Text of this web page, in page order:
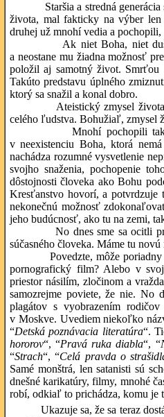
Staršia a stredná
života, mal fakticky na výber len
druhej už mnohí vedia a
Ak niet Boha, niet
a neostane mu žiadna možnosť
položil aj samotný život.
Takúto predstavu úplného
ktorý sa snažil a konal dobro.
Ateistický zmysel
celého ľudstva. Bohužiaľ,
Mnohí pochopili
v neexistenciu Boha, ktorá
nachádza rozumné vysvetlenie
svojho snaženia, pochopenie
dôstojnosti človeka ako Bohu
Kresťanstvo hovorí, a potvrdzuje
nekonečnú možnosť
jeho budúcnosť, ako tu na zemi,
No dnes sme sa ocitli
súčasného človeka. Máme tu
Povedzte, môže
pornografický film? Alebo v
priestor násilím, zločinom a
samozrejme poviete, že nie. No
plagátov s vyobrazením
v Moskve. Uvediem niekoľko
“Detská poznávacia literatúra“.
hororov“, “Pravá ruka diabla“, “
“Strach“, “Celá pravda o
Samé monštrá, len satanisti sú
dnešné karikatúry, filmy, mnohé
robí, odkiaľ to prichádza, komu je
Ukazuje sa, že sa teraz